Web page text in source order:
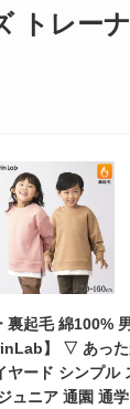
トレー
裏起毛 綿100%
】 ▽ あった
ヤード シンプル
ュニア 通園 通